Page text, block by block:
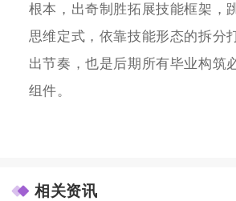
根本，出奇制胜拓展技能框架，
思维定式，依靠技能形态的拆分
出节奏，也是后期所有毕业构筑
组件。
相关资讯